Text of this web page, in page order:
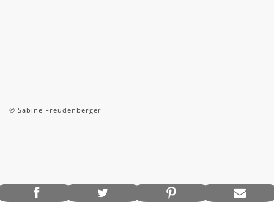
© Sabine Freudenberger